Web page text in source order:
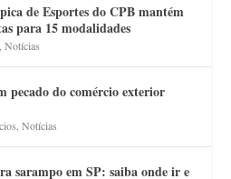
de Esportes do CPB mantém
para 15 modalidades
,Notícias
pecado do comércio exterior
,Notícias
sarampo em SP: saiba onde ir e